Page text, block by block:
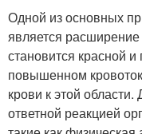
Одной из основных
является
становится красной и
повышенном
крови к этой
ответной реакцией